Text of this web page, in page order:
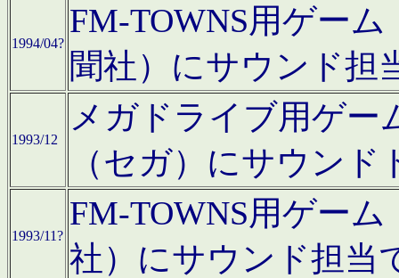
1994/04?
FM-TOWNS用ゲー
聞社）にサウンド担
1993/12
メガドライブ用ゲー
（セガ）にサウン
1993/11?
FM-TOWNS用ゲー
社）にサウンド担当